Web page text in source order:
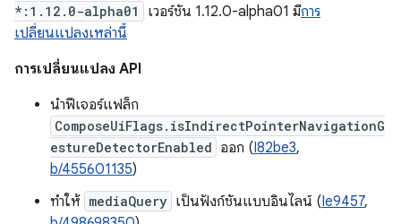
*:1.12.0-alpha01
เวอร์ชัน 1.12.0-alpha01 มีการ
เปลี่ยนแปลงเหล่านี้
การเปลี่ยนแปลง API
นำฟีเจอร์แฟล็ก
ComposeUiFlags.isIndirectPointerNavigationG
estureDetectorEnabled ออก (I82be3,
b/455601135)
ทำให้ mediaQuery เป็นฟังก์ชันแบบอินไลน์ (Ie9457,